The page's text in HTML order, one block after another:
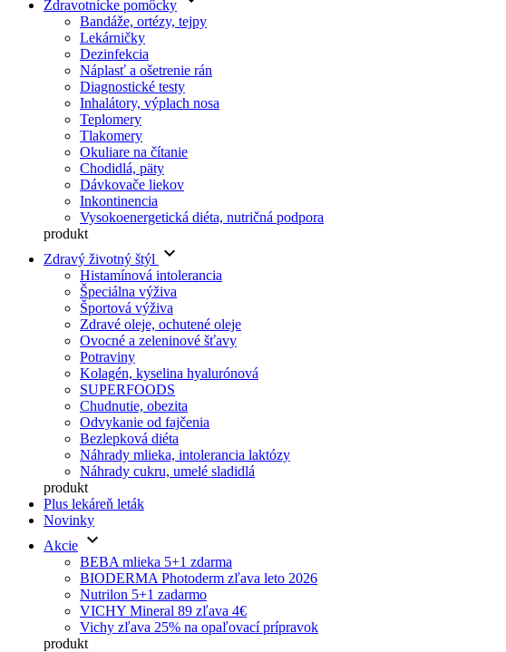
Zdravotnícke pomôcky
Bandáže, ortézy, tejpy
Lekárničky
Dezinfekcia
Náplasť a ošetrenie rán
Diagnostické testy
Inhalátory, výplach nosa
Teplomery
Tlakomery
Okuliare na čítanie
Chodidlá, päty
Dávkovače liekov
Inkontinencia
Vysokoenergetická diéta, nutričná podpora
produkt
Zdravý životný štýl
keyboard_arrow_down
Histamínová intolerancia
Špeciálna výživa
Športová výživa
Zdravé oleje, ochutené oleje
Ovocné a zeleninové šťavy
Potraviny
Kolagén, kyselina hyalurónová
SUPERFOODS
Chudnutie, obezita
Odvykanie od fajčenia
Bezlepková diéta
Náhrady mlieka, intolerancia laktózy
Náhrady cukru, umelé sladidlá
produkt
Plus lekáreň leták
Novinky
Akcie keyboard_arrow_down
BEBA mlieka 5+1 zdarma
BIODERMA Photoderm zľava leto 2026
Nutrilon 5+1 zadarmo
VICHY Mineral 89 zľava 4€
Vichy zľava 25% na opaľovací prípravok
produkt